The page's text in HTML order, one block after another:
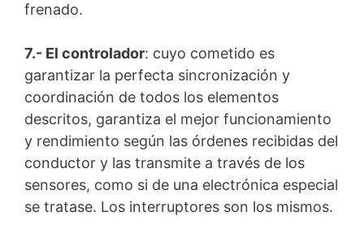
frenado.
7.- El controlador: cuyo cometido es
garantizar la perfecta sincronización y
coordinación de todos los elementos
descritos, garantiza el mejor funcionamiento
y rendimiento según las órdenes recibidas del
conductor y las transmite a través de los
sensores, como si de una electrónica especial
se tratase. Los interruptores son los mismos.